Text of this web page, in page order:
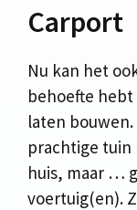
Carport
Nu kan het
behoefte hebt
laten
prachtige tuin
huis, maar …
voertuig(en).